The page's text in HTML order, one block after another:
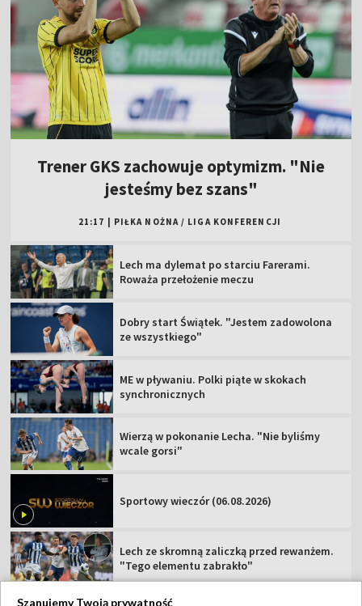
Trener GKS zachowuje optymizm. "Nie
jesteśmy bez szans"
21:17 PIŁKA NOŻNA / LIGA KONFERENCJI
Lech ma dylemat po starciu Farerami.
Roważa przełożenie meczu
Dobry start Świątek. "Jestem zadowolona
ze wszystkiego"
ME w pływaniu. Polki piąte w skokach
synchronicznych
Wierzą w pokonanie Lecha. "Nie byliśmy
wcale gorsi"
Sportowy wieczór (06.08.2026)
Lech ze skromną zaliczką przed rewanżem.
"Tego elementu zabrakło"
Szanujemy Twoją prywatność